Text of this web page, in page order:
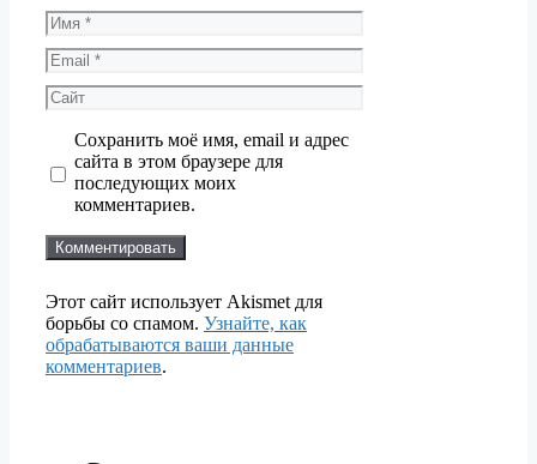
Имя
Email
Сайт
Сохранить моё имя, email и адрес
сайта в этом браузере для
последующих моих
комментариев.
Этот сайт использует Akismet для
борьбы со спамом. Узнайте, как
обрабатываются ваши данные
комментариев.